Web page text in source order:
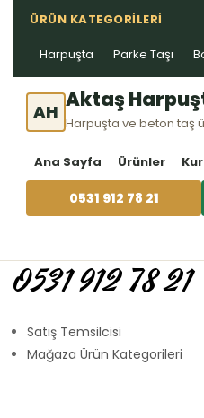
ÜRÜN KATEGORILERI
Harpuşta Parke Taşı
AH Aktaş
Harpuşta ve beton taş
Ana Sayfa Ürünler
0531 912 78 21
0531 912 78 21
Satış Temsilcisi
Mağaza Ürün Kategorileri